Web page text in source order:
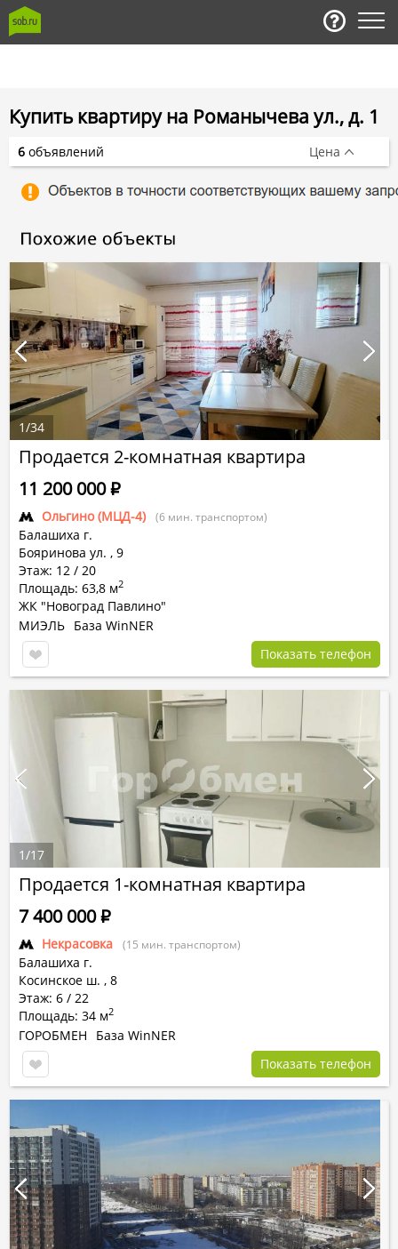
Купить квартиру на Романычева ул., д. 1
Продается 2-комнатная квартира
Ольгино (МЦД-4) (6 мин. транспортом)
Балашиха г.
Бояринова ул. , 9
Этаж: 12 / 20
Площадь: 63,8 м2
ЖК "Новоград Павлино"
11 200 000Р
МИЭЛЬ База WinNER
Показать телефон
1/34
Продается 1-комнатная квартира
Некрасовка (15 мин. транспортом)
Балашиха г.
Косинское ш. , 8
Этаж: 6 / 22
Площадь: 34 м2
7 400 000Р
ГОРОБМЕН
База WinNER
Показать телефон
1/17
6 объявлений Цена